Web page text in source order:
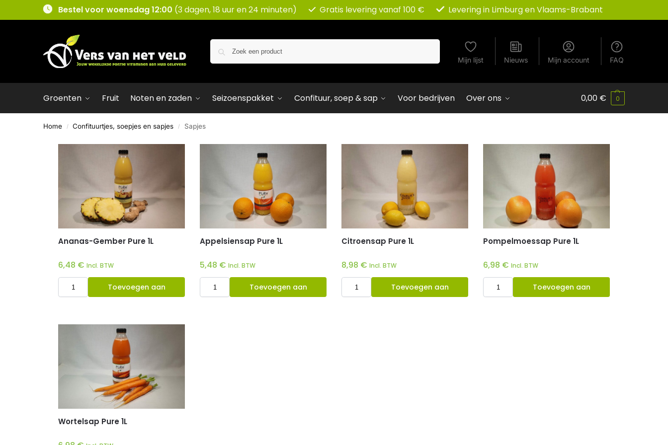
Bestel voor woensdag 12:00 (3 dagen, 18 uur en 24 minuten) Gratis levering vanaf 100 € Levering in Limburg en Vlaams-Brabant
Mijn lijst Nieuws Mijn account FAQ
Groenten Fruit Noten en zaden Seizoenspakket Confituur, soep & sap Voor bedrijven Over ons 0,00 € 0
Home / Confituurtjes, soepjes en sapjes / Sapjes
Ananas-Gember Pure 1L
6,48 € Incl. BTW
Toevoegen aan
Appelsiensap Pure 1L
5,48 € Incl. BTW
Toevoegen aan
Citroensap Pure 1L
8,98 € Incl. BTW
Toevoegen aan
Pompelmoessap Pure 1L
6,98 € Incl. BTW
Toevoegen aan
Wortelsap Pure 1L